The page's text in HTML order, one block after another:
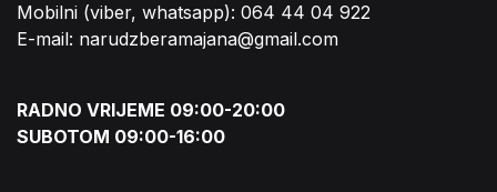
Mobilni (viber, whatsapp): 064 44 04 922
E-mail: narudzberamajana@gmail.com
RADNO VRIJEME 09:00-20:00
SUBOTOM 09:00-16:00